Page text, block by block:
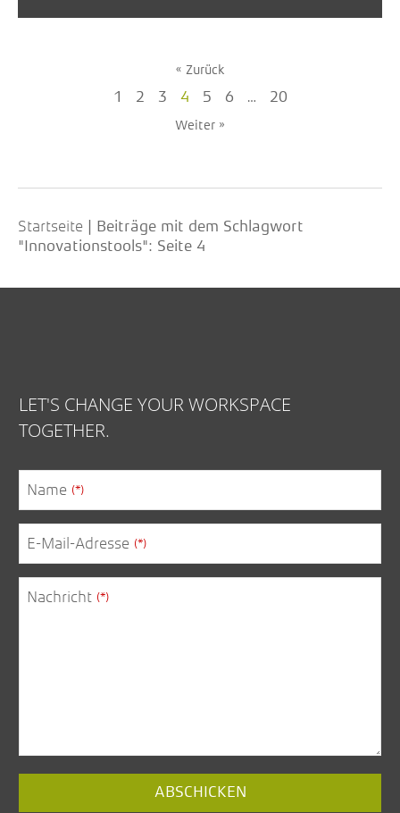
« Zurück
1 2 3 4 5 6 … 20
Weiter »
Startseite
Beiträge mit dem Schlagwort
"Innovationstools": Seite 4
LET'S CHANGE YOUR WORKSPACE
TOGETHER.
Name (*)
E-Mail-Adresse (*)
Nachricht (*)
ABSCHICKEN